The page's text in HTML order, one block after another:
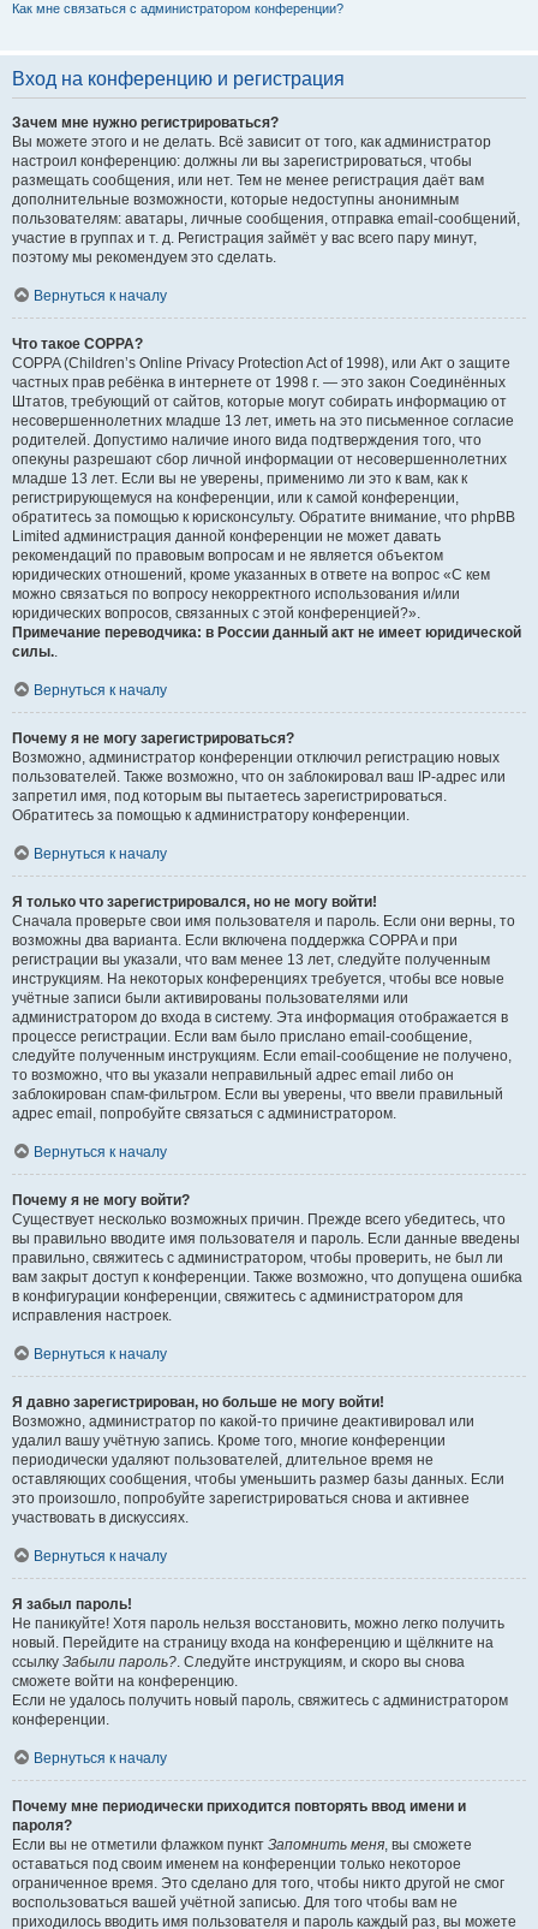
Как мне связаться с администратором конференции?
Вход на конференцию и регистрация
Зачем мне нужно регистрироваться?
Вы можете этого и не делать. Всё зависит от того, как администратор
настроил конференцию: должны ли вы зарегистрироваться, чтобы
размещать сообщения, или нет. Тем не менее регистрация даёт вам
дополнительные возможности, которые недоступны анонимным
пользователям: аватары, личные сообщения, отправка email-сообщений,
участие в группах и т. д. Регистрация займёт у вас всего пару минут,
поэтому мы рекомендуем это сделать.
Вернуться к началу
Что такое COPPA?
COPPA (Children’s Online Privacy Protection Act of 1998), или Акт о защите
частных прав ребёнка в интернете от 1998 г. — это закон Соединённых
Штатов, требующий от сайтов, которые могут собирать информацию от
несовершеннолетних младше 13 лет, иметь на это письменное согласие
родителей. Допустимо наличие иного вида подтверждения того, что
опекуны разрешают сбор личной информации от несовершеннолетних
младше 13 лет. Если вы не уверены, применимо ли это к вам, как к
регистрирующемуся на конференции, или к самой конференции,
обратитесь за помощью к юрисконсульту. Обратите внимание, что phpBB
Limited администрация данной конференции не может давать
рекомендаций по правовым вопросам и не является объектом
юридических отношений, кроме указанных в ответе на вопрос «С кем
можно связаться по вопросу некорректного использования и/или
юридических вопросов, связанных с этой конференцией?».
Примечание переводчика: в России данный акт не имеет юридической
силы..
Вернуться к началу
Почему я не могу зарегистрироваться?
Возможно, администратор конференции отключил регистрацию новых
пользователей. Также возможно, что он заблокировал ваш IP-адрес или
запретил имя, под которым вы пытаетесь зарегистрироваться.
Обратитесь за помощью к администратору конференции.
Вернуться к началу
Я только что зарегистрировался, но не могу войти!
Сначала проверьте свои имя пользователя и пароль. Если они верны, то
возможны два варианта. Если включена поддержка COPPA и при
регистрации вы указали, что вам менее 13 лет, следуйте полученным
инструкциям. На некоторых конференциях требуется, чтобы все новые
учётные записи были активированы пользователями или
администратором до входа в систему. Эта информация отображается в
процессе регистрации. Если вам было прислано email-сообщение,
следуйте полученным инструкциям. Если email-сообщение не получено,
то возможно, что вы указали неправильный адрес email либо он
заблокирован спам-фильтром. Если вы уверены, что ввели правильный
адрес email, попробуйте связаться с администратором.
Вернуться к началу
Почему я не могу войти?
Существует несколько возможных причин. Прежде всего убедитесь, что
вы правильно вводите имя пользователя и пароль. Если данные введены
правильно, свяжитесь с администратором, чтобы проверить, не был ли
вам закрыт доступ к конференции. Также возможно, что допущена ошибка
в конфигурации конференции, свяжитесь с администратором для
исправления настроек.
Вернуться к началу
Я давно зарегистрирован, но больше не могу войти!
Возможно, администратор по какой-то причине деактивировал или
удалил вашу учётную запись. Кроме того, многие конференции
периодически удаляют пользователей, длительное время не
оставляющих сообщения, чтобы уменьшить размер базы данных. Если
это произошло, попробуйте зарегистрироваться снова и активнее
участвовать в дискуссиях.
Вернуться к началу
Я забыл пароль!
Не паникуйте! Хотя пароль нельзя восстановить, можно легко получить
новый. Перейдите на страницу входа на конференцию и щёлкните на
ссылку Забыли пароль?. Следуйте инструкциям, и скоро вы снова
сможете войти на конференцию.
Если не удалось получить новый пароль, свяжитесь с администратором
конференции.
Вернуться к началу
Почему мне периодически приходится повторять ввод имени и
пароля?
Если вы не отметили флажком пункт Запомнить меня, вы сможете
оставаться под своим именем на конференции только некоторое
ограниченное время. Это сделано для того, чтобы никто другой не смог
воспользоваться вашей учётной записью. Для того чтобы вам не
приходилось вводить имя пользователя и пароль каждый раз, вы можете